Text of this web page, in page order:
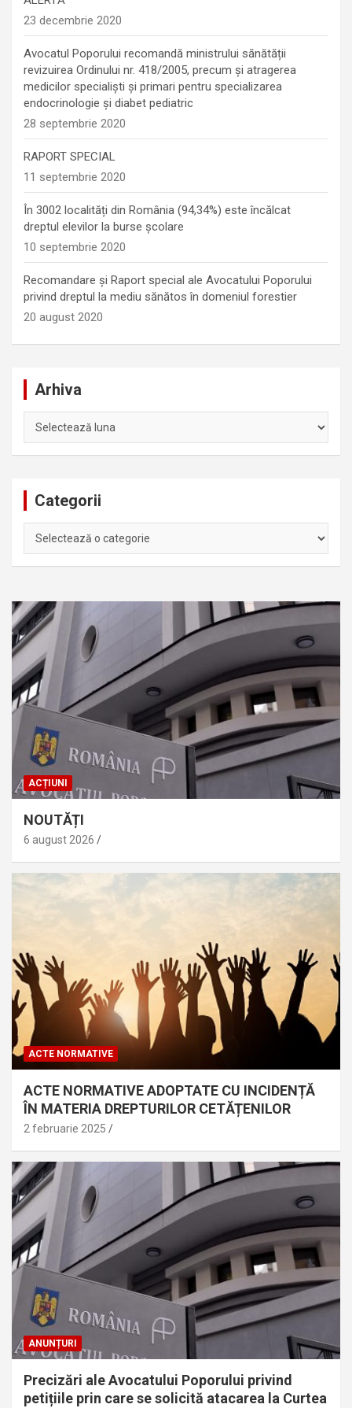
23 decembrie 2020
Avocatul Poporului recomandă ministrului sănătății
revizuirea Ordinului nr. 418/2005, precum și atragerea
medicilor specialiști și primari pentru specializarea
endocrinologie şi diabet pediatric
28 septembrie 2020
RAPORT SPECIAL
11 septembrie 2020
În 3002 localități din România (94,34%) este încălcat
dreptul elevilor la burse școlare
10 septembrie 2020
Recomandare și Raport special ale Avocatului Poporului
privind dreptul la mediu sănătos în domeniul forestier
20 august 2020
Arhiva
Categorii
ACȚIUNI
NOUTĂȚI
6 august 2026
ACTE NORMATIVE
ACTE NORMATIVE ADOPTATE CU INCIDENȚĂ
ÎN MATERIA DREPTURILOR CETĂȚENILOR
2 februarie 2025
ANUNȚURI
Precizări ale Avocatului Poporului privind
petițiile prin care se solicită atacarea la Curtea